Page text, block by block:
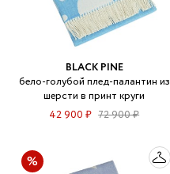
BLACK PINE
бело-голубой плед-палантин из
шерсти в принт круги
42 900 ₽ 72 900 ₽